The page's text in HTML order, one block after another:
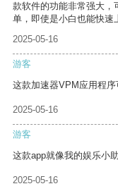
款软件的功能非常强大，
单，即使是小白也能快速
2025-05-16
游客
这款加速器VPM应用程序
2025-05-16
游客
这款app就像我的娱乐小
2025-05-16